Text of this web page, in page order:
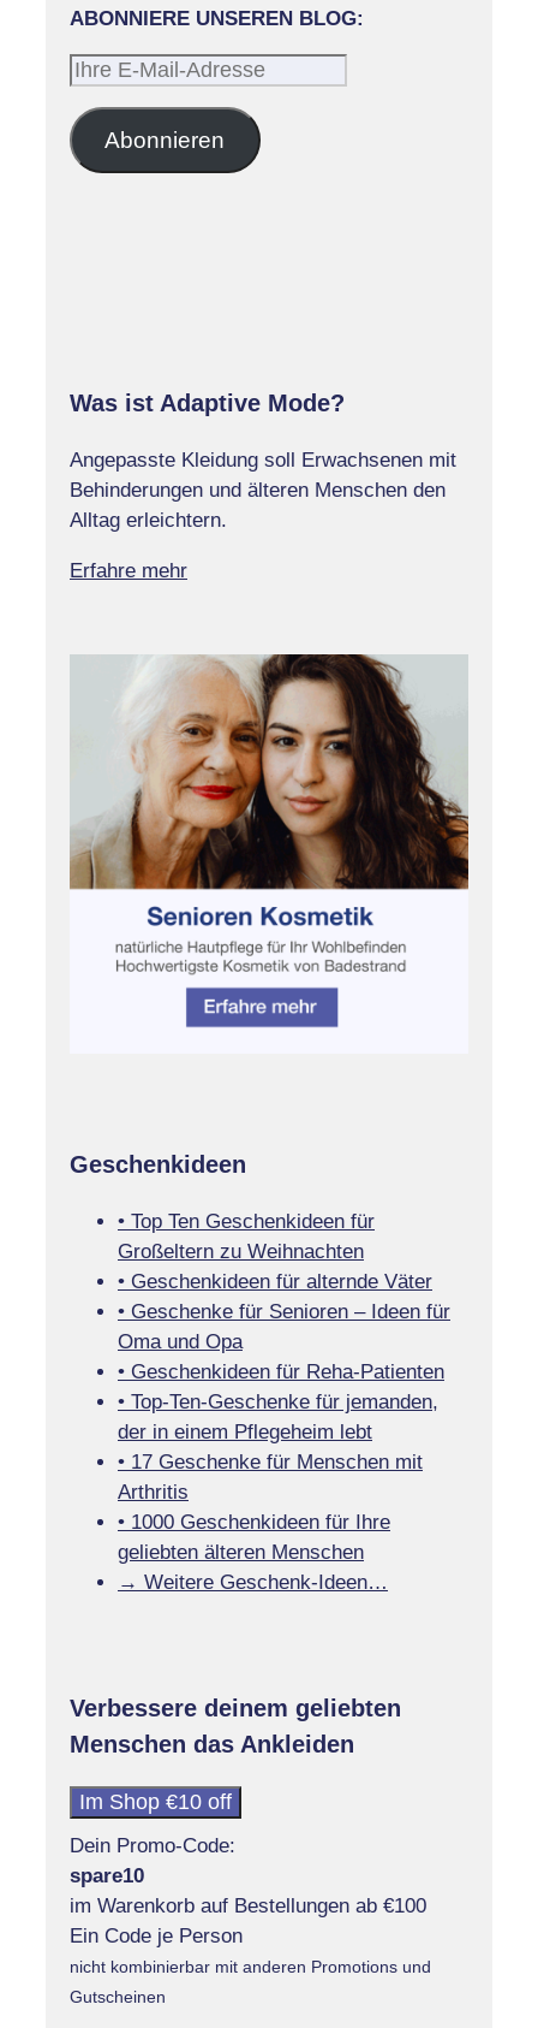
ABONNIERE UNSEREN BLOG:
Ihre
Mail-
Adresse
Abonnieren
Was ist Adaptive Mode?
Angepasste Kleidung soll Erwachsenen mit
Behinderungen und älteren Menschen den
Alltag erleichtern.
Erfahre mehr
Geschenkideen
• Top Ten Geschenkideen für
Großeltern zu Weihnachten
• Geschenkideen für alternde Väter
• Geschenke für Senioren – Ideen für
Oma und Opa
• Geschenkideen für Reha-Patienten
• Top-Ten-Geschenke für jemanden,
der in einem Pflegeheim lebt
• 17 Geschenke für Menschen mit
Arthritis
• 1000 Geschenkideen für Ihre
geliebten älteren Menschen
→ Weitere Geschenk-Ideen…
Verbessere deinem geliebten
Menschen das Ankleiden
Im Shop €10 off
Dein Promo-Code:
spare10
im Warenkorb auf Bestellungen ab €100
Ein Code je Person
nicht kombinierbar mit anderen Promotions und
Gutscheinen